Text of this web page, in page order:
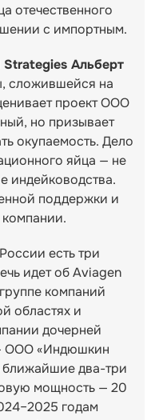
отечественного
с импортным.
Альберт
сложившейся на
проект ООО
но призывает
окупаемость. Дело
яйца — не
индейководства.
поддержки и
есть три
идет об Aviagen
компаний
областях и
дочерней
ООО «Индюшкин
ближайшие два-три
мощность — 20
годам